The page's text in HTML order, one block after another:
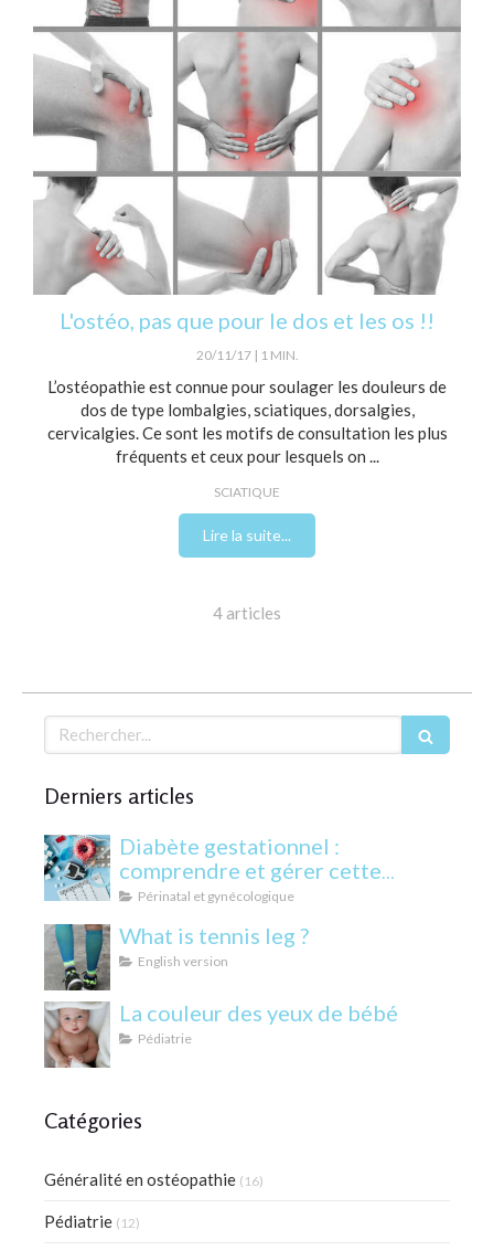
L'ostéo, pas que pour le dos et les os !!
20/11/17 1 MIN.
L’ostéopathie est connue pour soulager les douleurs de
dos de type lombalgies, sciatiques, dorsalgies,
cervicalgies. Ce sont les motifs de consultation les plus
fréquents et ceux pour lesquels on ...
SCIATIQUE
Lire la suite...
4 articles
Rechercher
Derniers articles
Diabète gestationnel :
comprendre et gérer cette
condition pendant la grossesse
Périnatal et gynécologique
What is tennis leg ?
English version
La couleur des yeux de bébé
Pédiatrie
Catégories
Généralité en ostéopathie (16)
Pédiatrie (12)